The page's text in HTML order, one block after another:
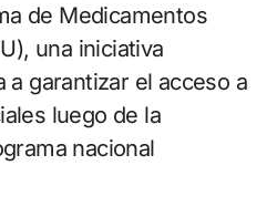
de Medicamentos
una iniciativa
a garantizar el acceso a
luego de la
nacional